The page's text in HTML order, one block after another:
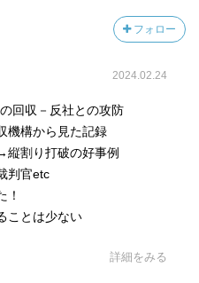
フォロー
2024.02.24
回収－反社との攻防
機構から見た記録
割り打破の好事例
判官etc
！
ことは少ない
詳細をみる